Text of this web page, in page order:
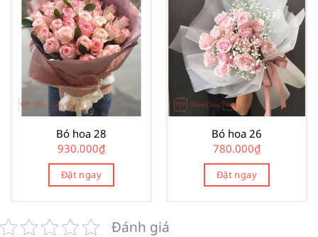
Bó hoa 28
930.000₫
Đặt ngay
Bó hoa 26
780.000₫
Đặt ngay
Đánh giá